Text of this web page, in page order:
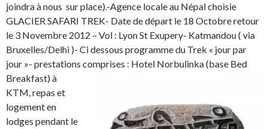
joindra à nous sur place).-Agence locale au Népal choisie
GLACIER SAFARI TREK- Date de départ le 18 Octobre retour
le 3 Novembre 2012 – Vol : Lyon St Exupery- Katmandou ( via
Bruxelles/Delhi )- Ci dessous programme du Trek « jour par
jour »- prestations comprises : Hotel Norbulinka (base Bed
Breakfast) à
KTM, repas et
logement en
lodges pendant le